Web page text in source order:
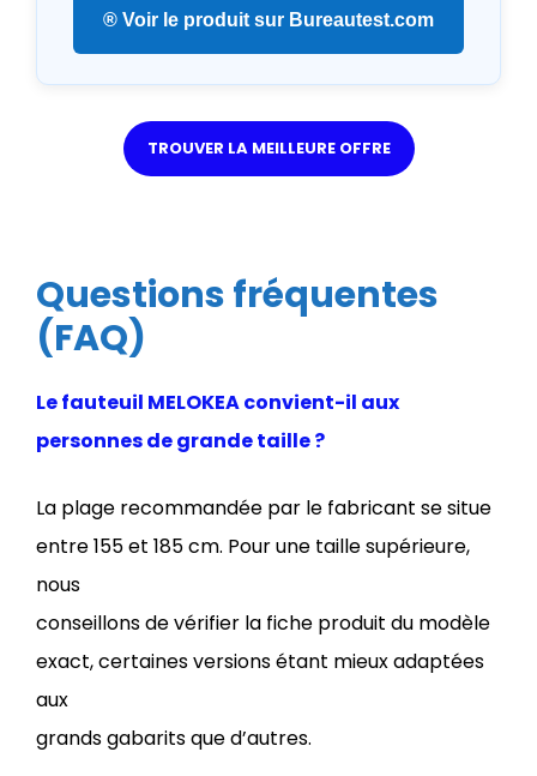
® Voir le produit sur Bureautest.com
TROUVER LA MEILLEURE OFFRE
Questions fréquentes
(FAQ)
Le fauteuil MELOKEA convient-il aux
personnes de grande taille ?
La plage recommandée par le fabricant se situe
entre 155 et 185 cm. Pour une taille supérieure,
nous
conseillons de vérifier la fiche produit du modèle
exact, certaines versions étant mieux adaptées
aux
grands gabarits que d’autres.